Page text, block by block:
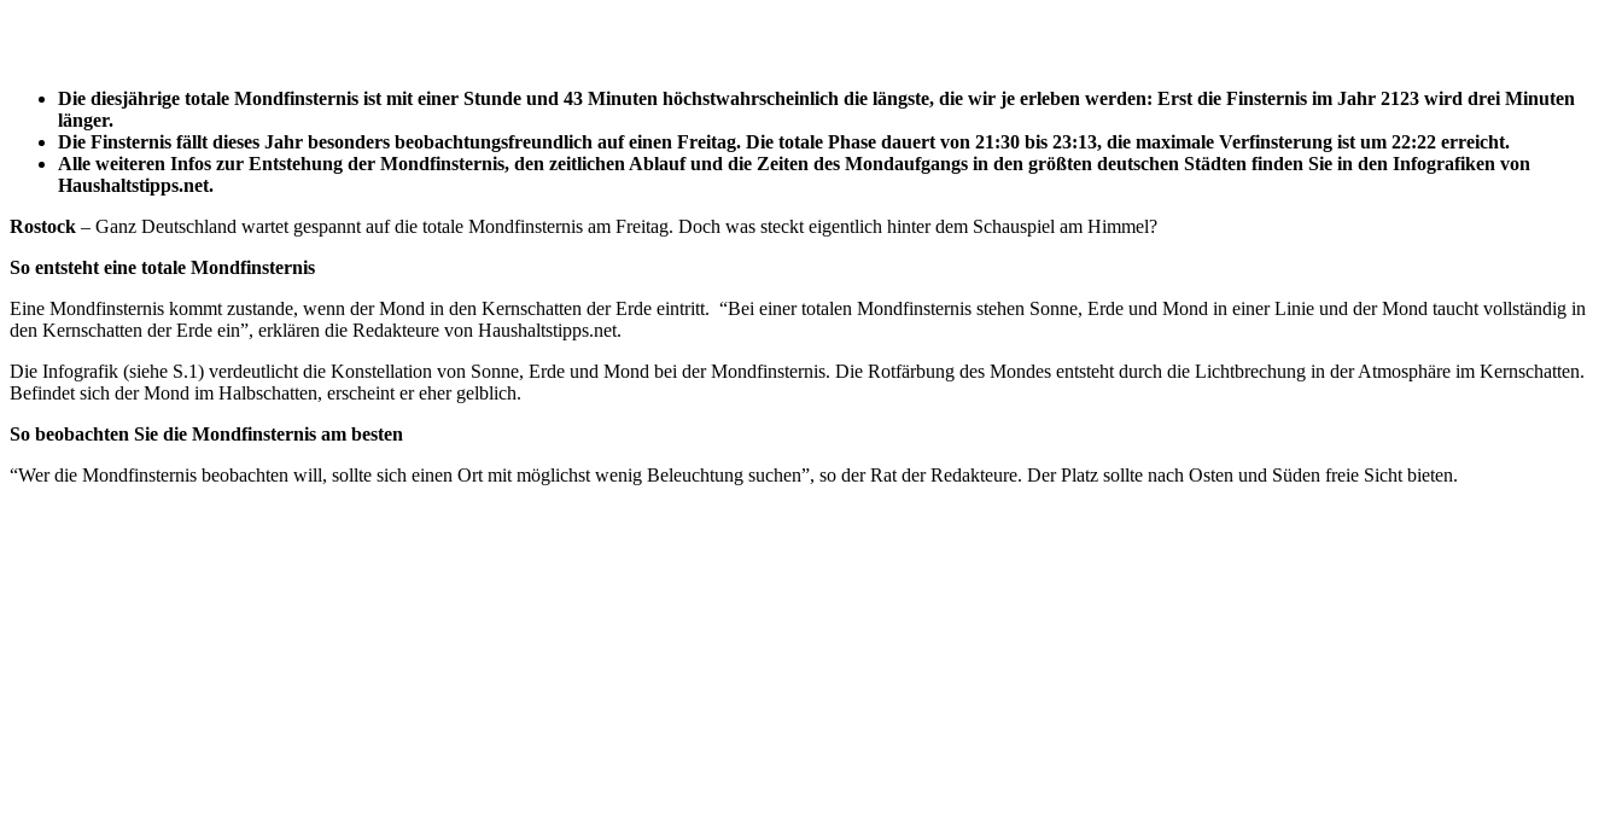
Die diesjährige totale Mondfinsternis ist mit einer Stunde und 43 Minuten höchstwahrscheinlich die längste, die wir je erleben werden: Erst die Finsternis im Jahr 2123 wird drei Minuten
länger.
Die Finsternis fällt dieses Jahr besonders beobachtungsfreundlich auf einen Freitag. Die totale Phase dauert von 21:30 bis 23:13, die maximale Verfinsterung ist um 22:22 erreicht.
Alle weiteren Infos zur Entstehung der Mondfinsternis, den zeitlichen Ablauf und die Zeiten des Mondaufgangs in den größten deutschen Städten finden Sie in den Infografiken von
Haushaltstipps.net.
Rostock – Ganz Deutschland wartet gespannt auf die totale Mondfinsternis am Freitag. Doch was steckt eigentlich hinter dem Schauspiel am Himmel?
So entsteht eine totale Mondfinsternis
Eine Mondfinsternis kommt zustande, wenn der Mond in den Kernschatten der Erde eintritt. “Bei einer totalen Mondfinsternis stehen Sonne, Erde und Mond in einer Linie und der Mond taucht vollständig in
den Kernschatten der Erde ein”, erklären die Redakteure von Haushaltstipps.net.
Die Infografik (siehe S.1) verdeutlicht die Konstellation von Sonne, Erde und Mond bei der Mondfinsternis. Die Rotfärbung des Mondes entsteht durch die Lichtbrechung in der Atmosphäre im Kernschatten.
Befindet sich der Mond im Halbschatten, erscheint er eher gelblich.
So beobachten Sie die Mondfinsternis am besten
“Wer die Mondfinsternis beobachten will, sollte sich einen Ort mit möglichst wenig Beleuchtung suchen”, so der Rat der Redakteure. Der Platz sollte nach Osten und Süden freie Sicht bieten.